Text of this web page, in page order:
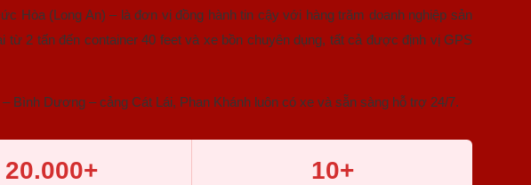
Hòa (Long An) – là đơn vị đồng hành tin cậy với hàng trăm doanh nghiệp sản
2 tấn đến container 40 feet và xe bồn chuyên dụng, tất cả được định vị GPS
Bình Dương – cảng Cát Lái, Phan Khánh luôn có xe và sẵn sàng hỗ trợ 24/7.
20.000+ 10+